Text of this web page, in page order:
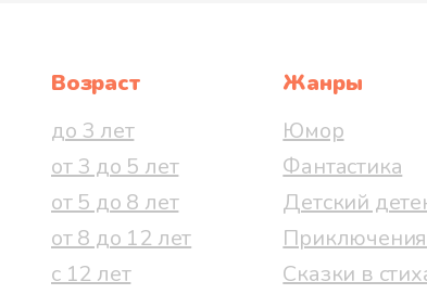
Возраст
до 3 лет
от 3 до 5 лет
от 5 до 8 лет
от 8 до 12 лет
с 12 лет
Жанры
Юмор
Фантастика
Детский
Приключения
Сказки в